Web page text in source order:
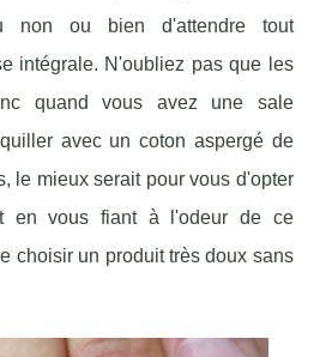
non ou bien d'attendre tout
intégrale. N'oubliez pas que les
quand vous avez une sale
avec un coton aspergé de
le mieux serait pour vous d'opter
en vous fiant à l'odeur de ce
choisir un produit très doux sans